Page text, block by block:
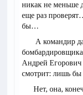
никак не меньше
еще раз
бы…
А командир
Андрей Егорович
смотрит: лишь бы
Нет, она,